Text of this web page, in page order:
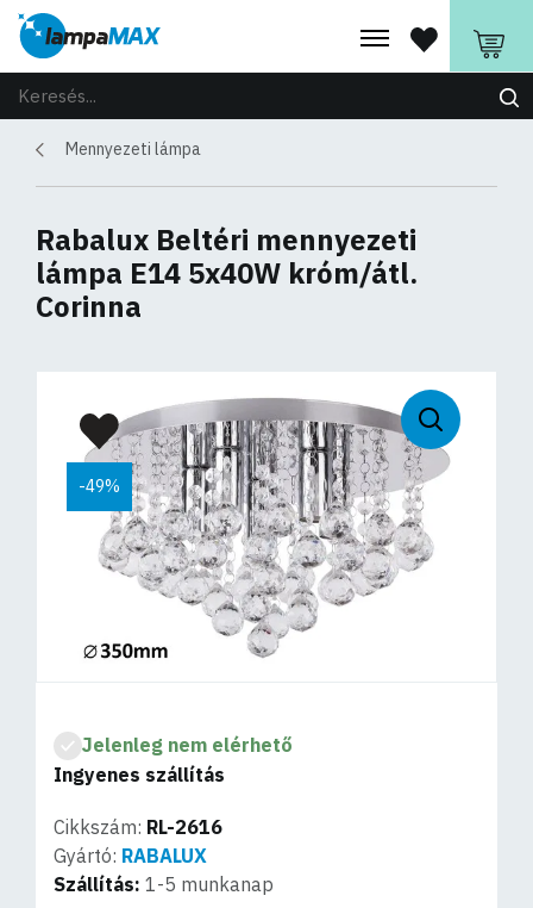
Mennyezeti lámpa
Rabalux Beltéri mennyezeti
lámpa E14 5x40W króm/átl.
Corinna
-49%
Jelenleg nem elérhető
Ingyenes szállítás
Cikkszám: RL-2616
Gyártó: RABALUX
Szállítás: 1-5 munkanap